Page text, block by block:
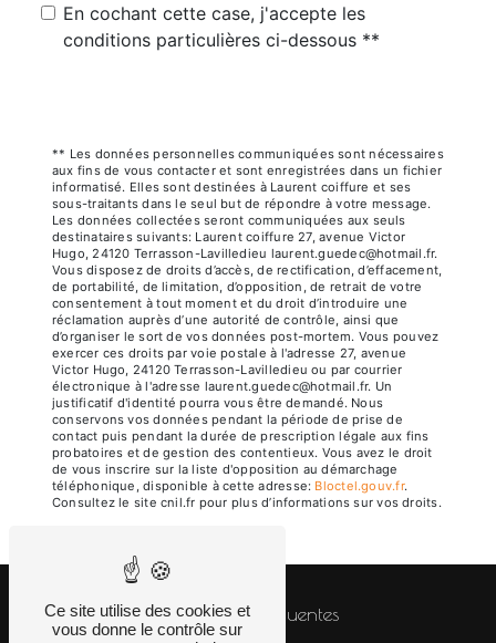
En cochant cette case, j'accepte les
conditions particulières ci-dessous **
** Les données personnelles communiquées sont nécessaires
aux fins de vous contacter et sont enregistrées dans un fichier
informatisé. Elles sont destinées à Laurent coiffure et ses
sous-traitants dans le seul but de répondre à votre message.
Les données collectées seront communiquées aux seuls
destinataires suivants: Laurent coiffure 27, avenue Victor
Hugo, 24120 Terrasson-Lavilledieu laurent.guedec@hotmail.fr.
Vous disposez de droits d’accès, de rectification, d’effacement,
de portabilité, de limitation, d’opposition, de retrait de votre
consentement à tout moment et du droit d’introduire une
réclamation auprès d’une autorité de contrôle, ainsi que
d’organiser le sort de vos données post-mortem. Vous pouvez
exercer ces droits par voie postale à l'adresse 27, avenue
Victor Hugo, 24120 Terrasson-Lavilledieu ou par courrier
électronique à l'adresse laurent.guedec@hotmail.fr. Un
justificatif d'identité pourra vous être demandé. Nous
conservons vos données pendant la période de prise de
contact puis pendant la durée de prescription légale aux fins
probatoires et de gestion des contentieux. Vous avez le droit
de vous inscrire sur la liste d'opposition au démarchage
téléphonique, disponible à cette adresse:
Bloctel.gouv.fr.
Consultez le site cnil.fr pour plus d’informations sur vos droits.
Recherches fréquentes
Ce site utilise des cookies et
vous donne le contrôle sur